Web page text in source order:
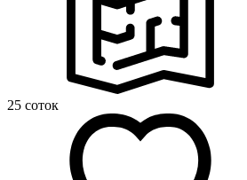
25 соток